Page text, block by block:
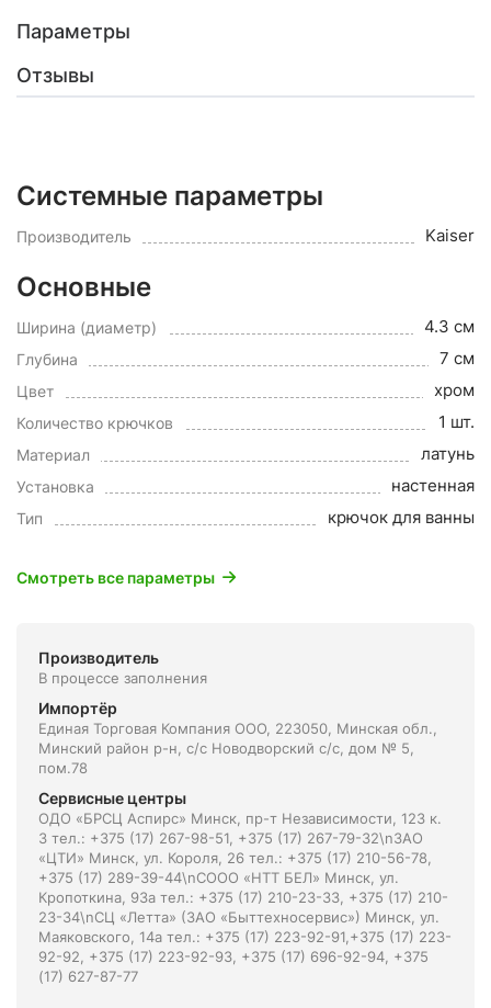
Параметры
Отзывы
Системные параметры
Производитель Kaiser
Основные
Ширина (диаметр) 4.3 см
Глубина 7 см
Цвет хром
Количество крючков 1 шт.
Материал латунь
Установка настенная
Тип крючок для ванны
Смотреть все параметры
Производитель
В процессе заполнения
Импортёр
Единая Торговая Компания ООО, 223050, Минская обл.,
Минский район р-н, с/с Новодворский с/с, дом № 5,
пом.78
Сервисные центры
ОДО «БРСЦ Аспирс» Минск, пр-т Независимости, 123 к.
3 тел.: +375 (17) 267-98-51, +375 (17) 267-79-32\nЗАО
«ЦТИ» Минск, ул. Короля, 26 тел.: +375 (17) 210-56-78,
+375 (17) 289-39-44\nСООО «НТТ БЕЛ» Минск, ул.
Кропоткина, 93а тел.: +375 (17) 210-23-33, +375 (17) 210-
23-34\nСЦ «Летта» (ЗАО «Быттехносервис») Минск, ул.
Маяковского, 14а тел.: +375 (17) 223-92-91,+375 (17) 223-
92-92, +375 (17) 223-92-93, +375 (17) 696-92-94, +375
(17) 627-87-77